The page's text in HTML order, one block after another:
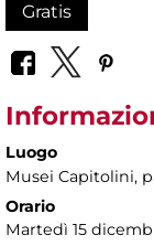
Gratis
Luogo
Musei Capitolini,
Orario
Martedì 15